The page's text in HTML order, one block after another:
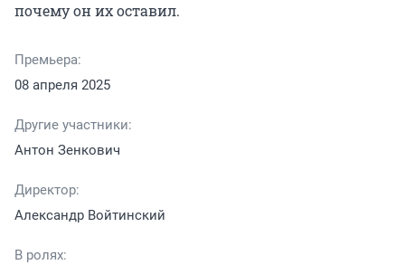
почему он их оставил.
Премьера:
08 апреля 2025
Другие участники:
Антон Зенкович
Директор:
Александр Войтинский
В ролях: